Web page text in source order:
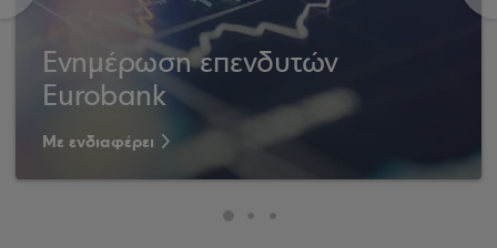
Ενημέρωση επενδυτών
Eurobank
Με ενδιαφέρει